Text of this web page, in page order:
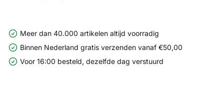
Meer dan 40.000 artikelen altijd voorradig
Binnen Nederland gratis verzenden vanaf €50,00
Voor 16:00 besteld, dezelfde dag verstuurd